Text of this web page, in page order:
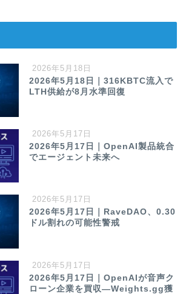
2026年5月18日
2026年5月18日｜316KBTC流入で
LTH供給が8月水準回復
2026年5月17日
2026年5月17日｜OpenAI製品統合
でエージェント未来へ
2026年5月17日
2026年5月17日｜RaveDAO、0.30
ドル割れの可能性警戒
2026年5月17日
2026年5月17日｜OpenAIが音声ク
ローン企業を買収—Weights.gg獲